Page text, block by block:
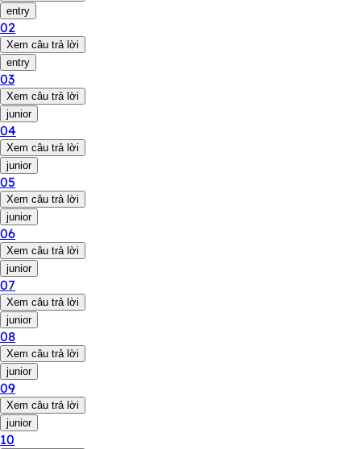
entry
02
Xem câu trả lời
entry
03
Xem câu trả lời
junior
04
Xem câu trả lời
junior
05
Xem câu trả lời
junior
06
Xem câu trả lời
junior
07
Xem câu trả lời
junior
08
Xem câu trả lời
junior
09
Xem câu trả lời
junior
10